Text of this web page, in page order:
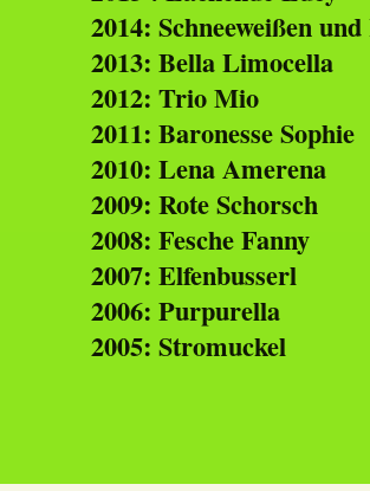
2014: Schneeweißen
2013: Bella Limocella
2012: Trio Mio
2011: Baronesse Sophie
2010: Lena Amerena
2009: Rote Schorsch
2008: Fesche Fanny
2007: Elfenbusserl
2006: Purpurella
2005: Stromuckel